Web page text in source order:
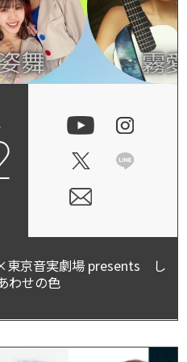
×東京音実劇場 presents し
わせの色